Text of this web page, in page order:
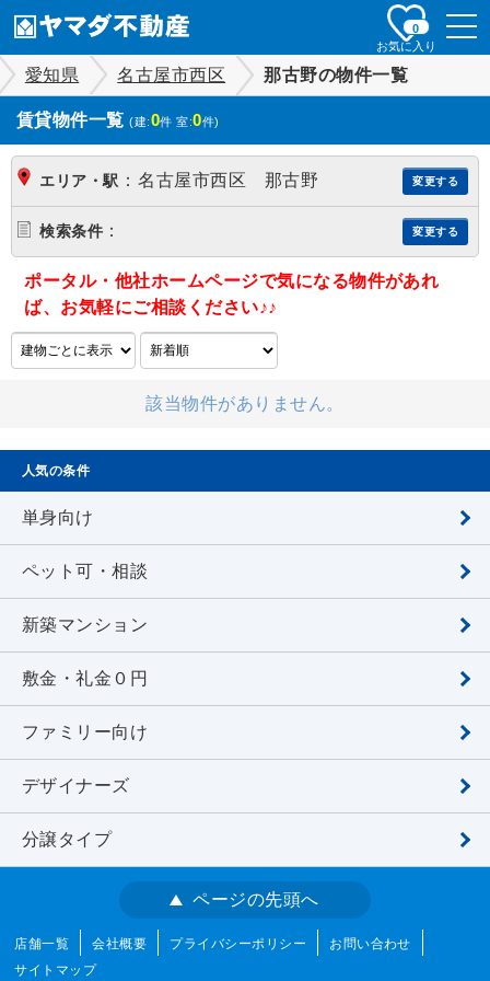
お気に入り
0
愛知県 名古屋市西区 那古野の物件一覧
賃貸物件一覧 (建:0件 室:0件)
エリア・駅 ： 名古屋市西区 那古野 変更する
検索条件 ： 変更する
ポータル・他社ホームページで気になる物件があれ
ば、お気軽にご相談ください♪♪
該当物件がありません。
人気の条件
単身向け
ペット可・相談
新築マンション
敷金・礼金０円
ファミリー向け
デザイナーズ
分譲タイプ
ページの先頭へ
店舗一覧 会社概要 プライバシーポリシー
お問い合わせ
サイトマップ